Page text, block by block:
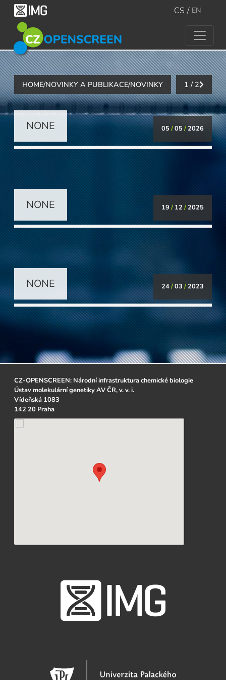
CS / EN
HOME/NOVINKY A PUBLIKACE/NOVINKY 1 / 2
NONE 05/05/2026
NONE 19 / 12 /2025
NONE 24/03 /2023
CZ-OPENSCREEN: Národní infrastruktura chemické biologie
Ústav molekulární genetiky AV ČR, v. v. i.
Vídeňská 1083
142 20 Praha